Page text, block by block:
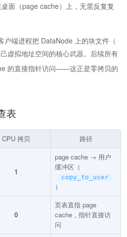
面（page cache）上，无需反复复
户端进程把 DataNode 上的块文件（
虚拟地址空间的核心武器。后续所有
的直接指针访问——这正是零拷贝的
表
CPU 拷贝 路径
1
page cache → 用户
缓冲区（
copy_to_user
）
0
页表直指 page
cache，指针直接访
问